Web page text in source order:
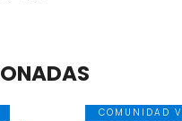
COMUNIDAD